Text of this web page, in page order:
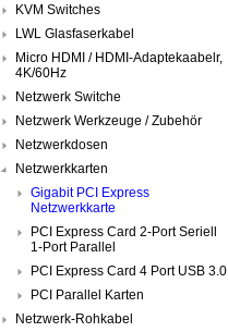
KVM Switches
LWL Glasfaserkabel
Micro HDMI / HDMI-Adaptekaabelr,
4K/60Hz
Netzwerk Switche
Netzwerk Werkzeuge / Zubehör
Netzwerkdosen
Netzwerkkarten
Gigabit PCI Express
Netzwerkkarte
PCI Express Card 2-Port Seriell
1-Port Parallel
PCI Express Card 4 Port USB 3.0
PCI Parallel Karten
Netzwerk-Rohkabel